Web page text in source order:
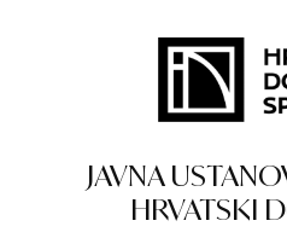
JAVNA
HRVATSKI